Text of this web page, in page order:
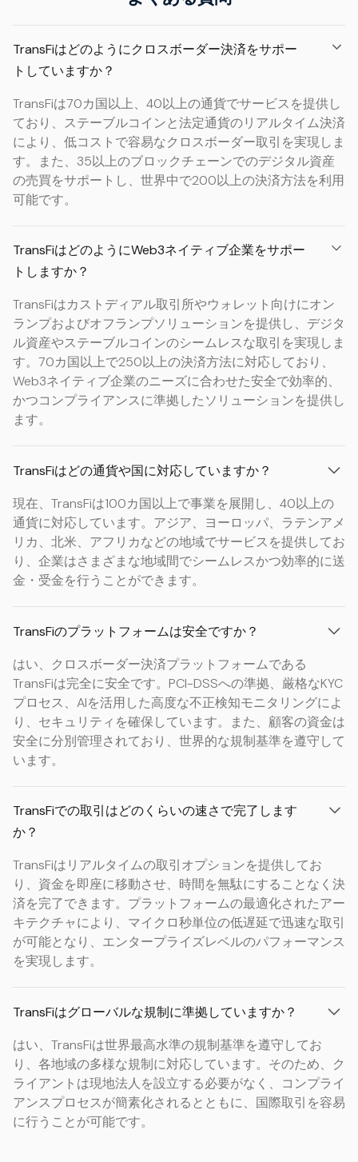
TransFiはどのようにクロスボーダー決済をサポー
トしていますか？
TransFiは70カ国以上、40以上の通貨でサービスを提供し
ており、ステーブルコインと法定通貨のリアルタイム決済
により、低コストで容易なクロスボーダー取引を実現しま
す。また、35以上のブロックチェーンでのデジタル資産
の売買をサポートし、世界中で200以上の決済方法を利用
可能です。
TransFiはどのようにWeb3ネイティブ企業をサポー
トしますか？
TransFiはカストディアル取引所やウォレット向けにオン
ランプおよびオフランプソリューションを提供し、デジタ
ル資産やステーブルコインのシームレスな取引を実現しま
す。70カ国以上で250以上の決済方法に対応しており、
Web3ネイティブ企業のニーズに合わせた安全で効率的、
かつコンプライアンスに準拠したソリューションを提供し
ます。
TransFiはどの通貨や国に対応していますか？
現在、TransFiは100カ国以上で事業を展開し、40以上の
通貨に対応しています。アジア、ヨーロッパ、ラテンアメ
リカ、北米、アフリカなどの地域でサービスを提供してお
り、企業はさまざまな地域間でシームレスかつ効率的に送
金・受金を行うことができます。
TransFiのプラットフォームは安全ですか？
はい、クロスボーダー決済プラットフォームである
TransFiは完全に安全です。PCI-DSSへの準拠、厳格なKYC
プロセス、AIを活用した高度な不正検知モニタリングによ
り、セキュリティを確保しています。また、顧客の資金は
安全に分別管理されており、世界的な規制基準を遵守して
います。
TransFiでの取引はどのくらいの速さで完了します
か？
TransFiはリアルタイムの取引オプションを提供してお
り、資金を即座に移動させ、時間を無駄にすることなく決
済を完了できます。プラットフォームの最適化されたアー
キテクチャにより、マイクロ秒単位の低遅延で迅速な取引
が可能となり、エンタープライズレベルのパフォーマンス
を実現します。
TransFiはグローバルな規制に準拠していますか？
はい、TransFiは世界最高水準の規制基準を遵守してお
り、各地域の多様な規制に対応しています。そのため、ク
ライアントは現地法人を設立する必要がなく、コンプライ
アンスプロセスが簡素化されるとともに、国際取引を容易
に行うことが可能です。